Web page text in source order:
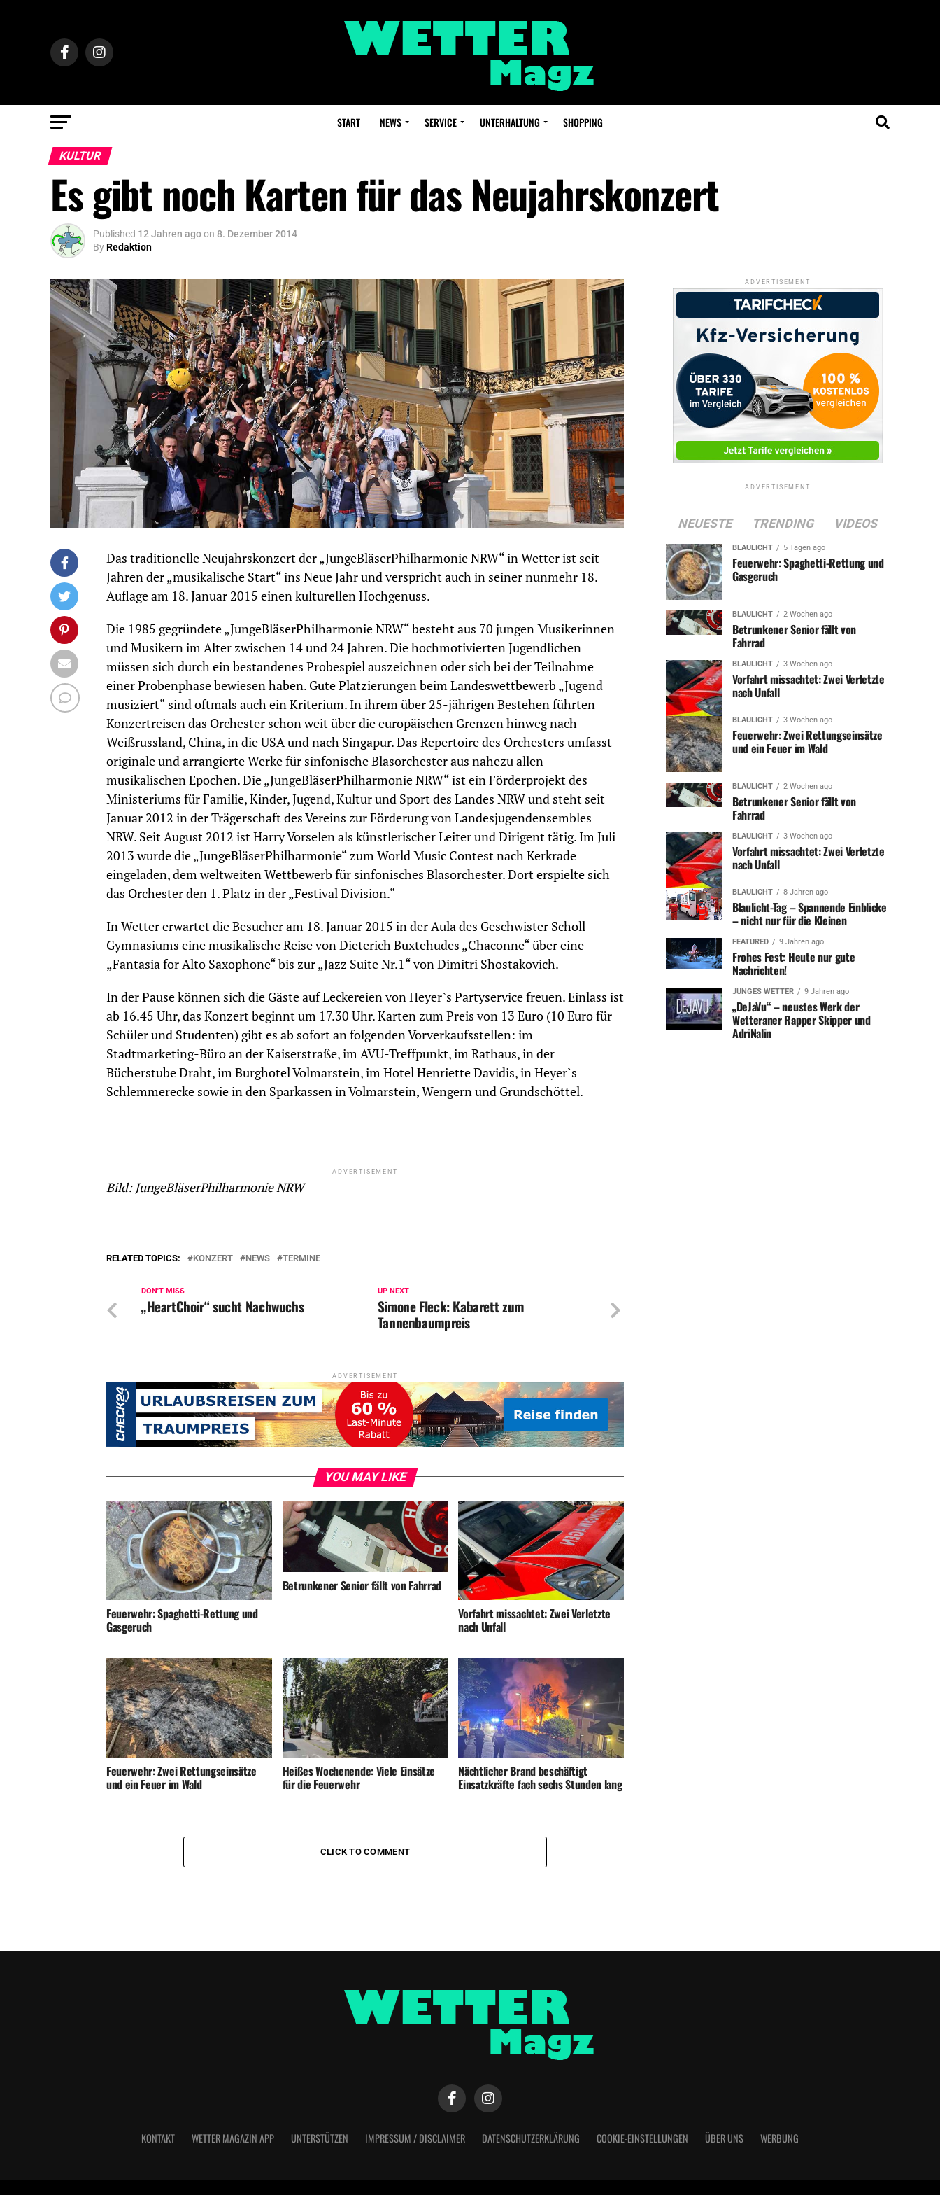
START NEWS SERVICE UNTERHALTUNG SHOPPING
KULTUR
Es gibt noch Karten für das Neujahrskonzert
Published 12 Jahren agoon 8. Dezember 2014
ByRedaktion
Das traditionelle Neujahrskonzert der „JungeBläserPhilharmonie NRW“ in Wetter ist seit
Jahren der „musikalische Start“ ins Neue Jahr und verspricht auch in seiner nunmehr 18.
Auflage am 18. Januar 2015 einen kulturellen Hochgenuss.
Die 1985 gegründete „JungeBläserPhilharmonie NRW“ besteht aus 70 jungen Musikerinnen
und Musikern im Alter zwischen 14 und 24 Jahren. Die hochmotivierten Jugendlichen
müssen sich durch ein bestandenes Probespiel auszeichnen oder sich bei der Teilnahme
einer Probenphase bewiesen haben. Gute Platzierungen beim Landeswettbewerb „Jugend
musiziert“ sind oftmals auch ein Kriterium. In ihrem über 25-jährigen Bestehen führten
Konzertreisen das Orchester schon weit über die europäischen Grenzen hinweg nach
Weißrussland, China, in die USA und nach Singapur. Das Repertoire des Orchesters umfasst
originale und arrangierte Werke für sinfonische Blasorchester aus nahezu allen
musikalischen Epochen. Die „JungeBläserPhilharmonie NRW“ ist ein Förderprojekt des
Ministeriums für Familie, Kinder, Jugend, Kultur und Sport des Landes NRW und steht seit
Januar 2012 in der Trägerschaft des Vereins zur Förderung von Landesjugendensembles
NRW. Seit August 2012 ist Harry Vorselen als künstlerischer Leiter und Dirigent tätig. Im Juli
2013 wurde die „JungeBläserPhilharmonie“ zum World Music Contest nach Kerkrade
eingeladen, dem weltweiten Wettbewerb für sinfonisches Blasorchester. Dort erspielte sich
das Orchester den 1. Platz in der „Festival Division.“
In Wetter erwartet die Besucher am 18. Januar 2015 in der Aula des Geschwister Scholl
Gymnasiums eine musikalische Reise von Dieterich Buxtehudes „Chaconne“ über eine
„Fantasia for Alto Saxophone“ bis zur „Jazz Suite Nr.1“ von Dimitri Shostakovich.
In der Pause können sich die Gäste auf Leckereien von Heyer`s Partyservice freuen. Einlass ist
ab 16.45 Uhr, das Konzert beginnt um 17.30 Uhr. Karten zum Preis von 13 Euro (10 Euro für
Schüler und Studenten) gibt es ab sofort an folgenden Vorverkaufsstellen: im
Stadtmarketing-Büro an der Kaiserstraße, im AVU-Treffpunkt, im Rathaus, in der
Bücherstube Draht, im Burghotel Volmarstein, im Hotel Henriette Davidis, in Heyer`s
Schlemmerecke sowie in den Sparkassen in Volmarstein, Wengern und Grundschöttel.
ADVERTISEMENT
Bild: JungeBläserPhilharmonie NRW
RELATED TOPICS: KONZERT NEWS TERMINE
UP NEXT
Simone Fleck: Kabarett zum
Tannenbaumpreis
DON'T MISS
„HeartChoir“ sucht Nachwuchs
ADVERTISEMENT
YOU MAY LIKE
Feuerwehr: Spaghetti-Rettung und
Gasgeruch
Betrunkener Senior fällt von Fahrrad
Vorfahrt missachtet: Zwei Verletzte
nach Unfall
Feuerwehr: Zwei Rettungseinsätze
und ein Feuer im Wald
Heißes Wochenende: Viele Einsätze
für die Feuerwehr
Nächtlicher Brand beschäftigt
Einsatzkräfte fach sechs Stunden lang
CLICK TO COMMENT
ADVERTISEMENT
ADVERTISEMENT
NEUESTE TRENDING VIDEOS
BLAULICHT 5 Tagen ago
Feuerwehr: Spaghetti-Rettung und
Gasgeruch
BLAULICHT 2 Wochen ago
Betrunkener Senior fällt von
Fahrrad
BLAULICHT 3 Wochen ago
Vorfahrt missachtet: Zwei Verletzte
nach Unfall
BLAULICHT 3 Wochen ago
Feuerwehr: Zwei Rettungseinsätze
und ein Feuer im Wald
BLAULICHT 2 Wochen ago
Betrunkener Senior fällt von
Fahrrad
BLAULICHT 3 Wochen ago
Vorfahrt missachtet: Zwei Verletzte
nach Unfall
BLAULICHT 8 Jahren ago
Blaulicht-Tag – Spannende Einblicke
– nicht nur für die Kleinen
FEATURED 9 Jahren ago
Frohes Fest: Heute nur gute
Nachrichten!
JUNGES WETTER 9 Jahren ago
„DeJaVu“ – neustes Werk der
Wetteraner Rapper Skipper und
AdriNalin
KONTAKT WETTER MAGAZIN APP UNTERSTÜTZEN IMPRESSUM / DISCLAIMER DATENSCHUTZERKLÄRUNG COOKIE-EINSTELLUNGEN ÜBER UNS WERBUNG